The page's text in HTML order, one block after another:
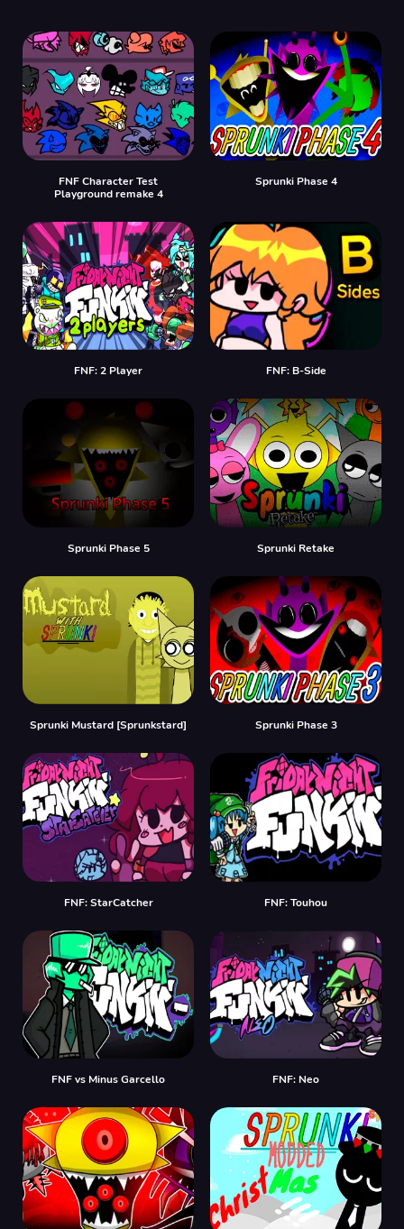
FNF Character Test
Playground remake 4
Sprunki Phase 4
FNF: 2 Player FNF: B-Side
Sprunki Phase 5 Sprunki Retake
Sprunki Mustard [Sprunkstard] Sprunki Phase 3
FNF: StarCatcher FNF: Touhou
FNF vs Minus Garcello FNF: Neo